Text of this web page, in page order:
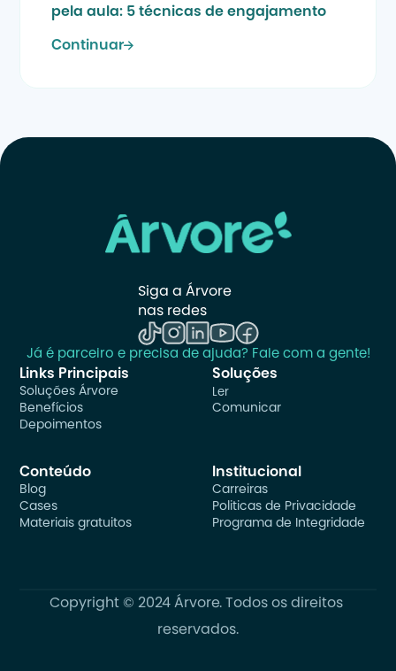
pela aula: 5 técnicas de engajamento
Continuar
Siga a Árvore
nas redes
Já é parceiro e precisa de ajuda? Fale com a gente!
Links Principais
Soluções Árvore
Benefícios
Depoimentos
Soluções
Ler
Comunicar
Conteúdo
Blog
Cases
Materiais gratuitos
Institucional
Carreiras
Politicas de Privacidade
Programa de Integridade
Copyright © 2024 Árvore. Todos os direitos
reservados.